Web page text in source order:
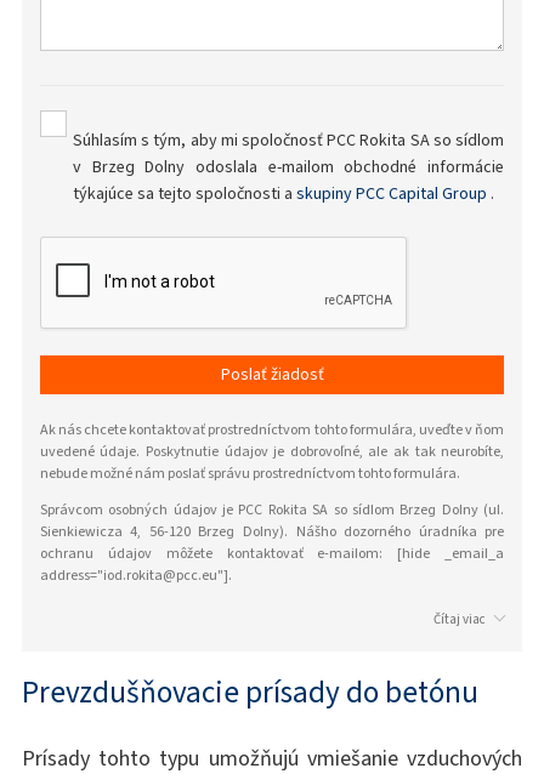
Súhlasím s tým, aby mi spoločnosť PCC Rokita SA so sídlom
v Brzeg Dolny odoslala e-mailom obchodné informácie
týkajúce sa tejto spoločnosti a skupiny PCC Capital Group .
Poslať žiadosť
Ak nás chcete kontaktovať prostredníctvom tohto formulára, uveďte v ňom
uvedené údaje. Poskytnutie údajov je dobrovoľné, ale ak tak neurobíte,
nebude možné nám poslať správu prostredníctvom tohto formulára.
Správcom osobných údajov je PCC Rokita SA so sídlom Brzeg Dolny (ul.
Sienkiewicza 4, 56-120 Brzeg Dolny). Nášho dozorného úradníka pre
ochranu údajov môžete kontaktovať e-mailom: [hide _email_a
address="iod.rokita@pcc.eu"].
Čítaj viac
Prevzdušňovacie prísady do betónu
Prísady tohto typu umožňujú vmiešanie vzduchových